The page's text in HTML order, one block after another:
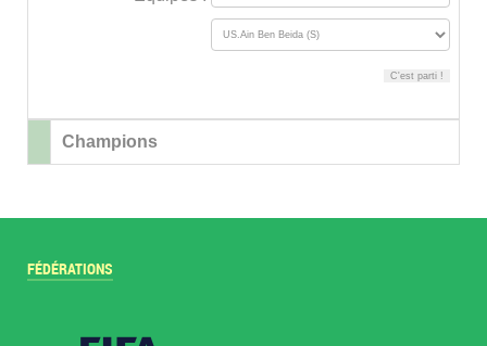
Champions
FÉDÉRATIONS